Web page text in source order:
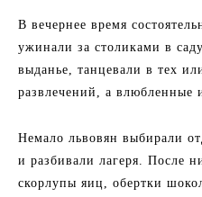
В вечернее время
ужинали за столиками в
выданье, танцевали в тех
развлечений, а влюбленные
Немало львовян выбирали
и разбивали лагеря. После
скорлупы яиц, обертки